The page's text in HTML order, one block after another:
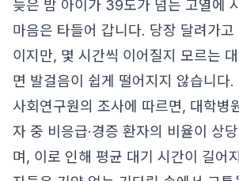
늦은 밤 아이가 39도가 넘는 고열에
마음은 타들어 갑니다. 당장 달려가고
이지만, 몇 시간씩 이어질지 모르는
면 발걸음이 쉽게 떨어지지 않습니다.
사회연구원의 조사에 따르면, 대학병
자 중 비응급·경증 환자의 비율이 상
며, 이로 인해 평균 대기 시간이 길어